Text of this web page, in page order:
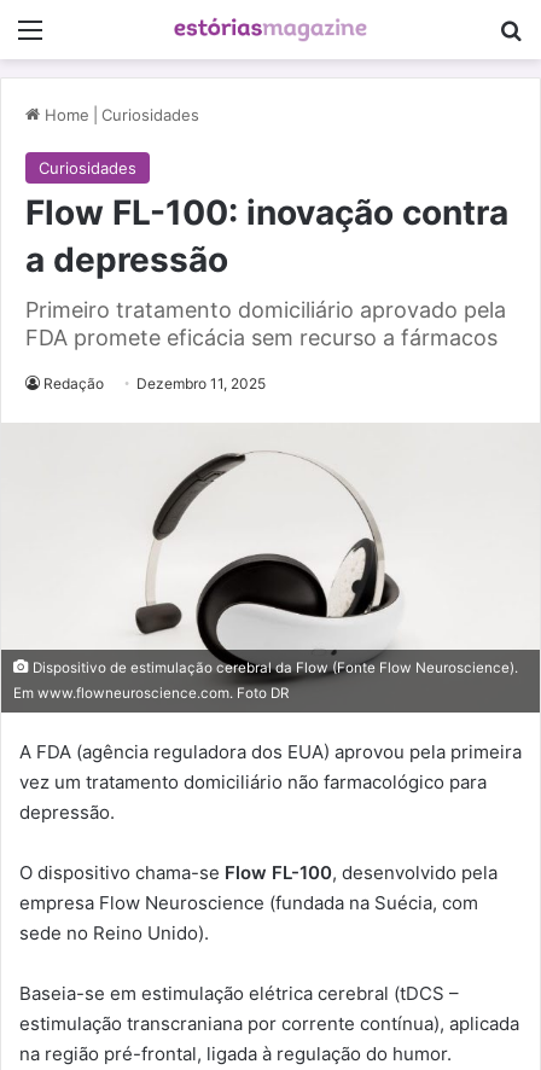
Menu
Home Curiosidades
Curiosidades
Flow FL-100: inovação contra
a depressão
Primeiro tratamento domiciliário aprovado pela
FDA promete eficácia sem recurso a fármacos
Redação Dezembro 11, 2025
Dispositivo de estimulação cerebral da Flow (Fonte Flow Neuroscience).
Em www.flowneuroscience.com. Foto DR
A FDA (agência reguladora dos EUA) aprovou pela primeira
vez um tratamento domiciliário não farmacológico para
depressão.
O dispositivo chama-se Flow FL-100, desenvolvido pela
empresa Flow Neuroscience (fundada na Suécia, com
sede no Reino Unido).
Baseia-se em estimulação elétrica cerebral (tDCS –
estimulação transcraniana por corrente contínua), aplicada
na região pré-frontal, ligada à regulação do humor.